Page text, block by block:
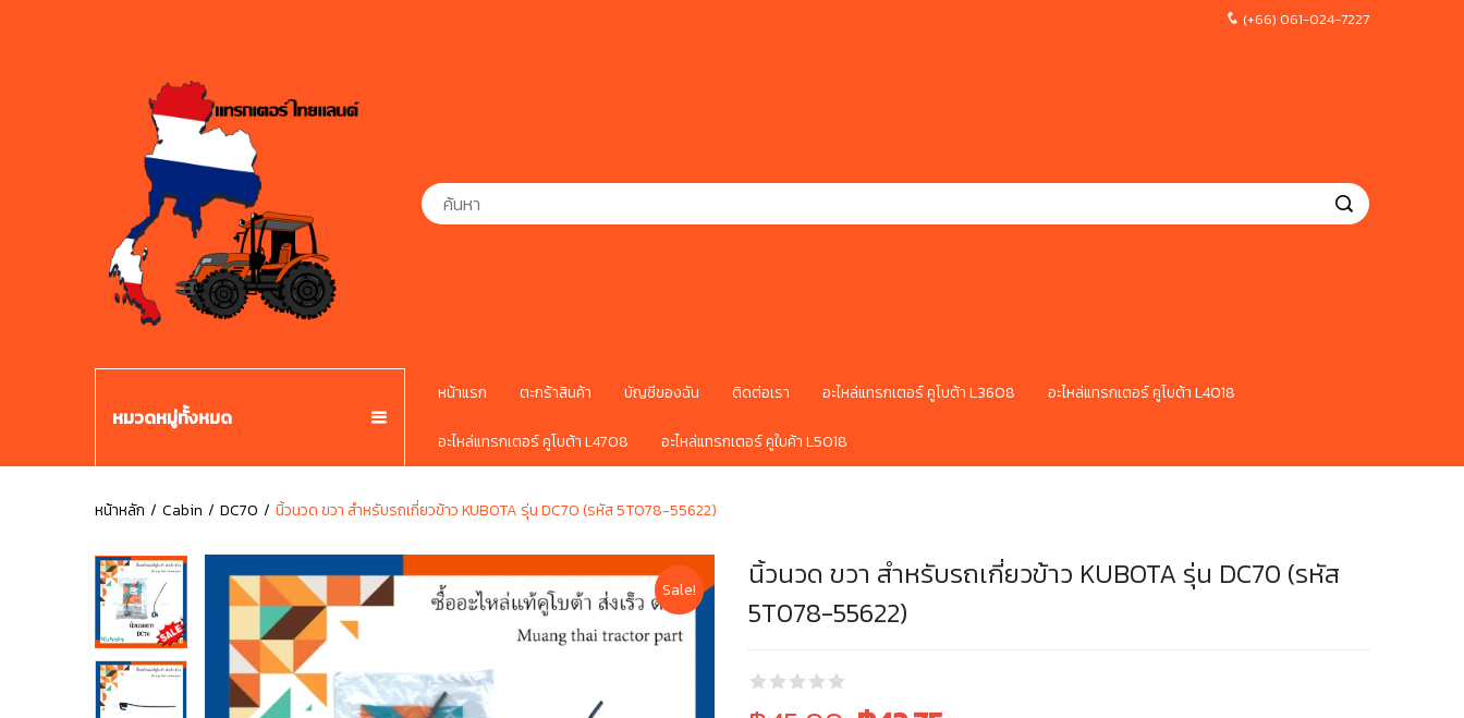
(+66) 061-024-7227
หมวดหมู่ทั้งหมด
หน้าแรก ตะกร้าสินค้า บัญชีของฉัน ติดต่อเรา อะไหล่แทรกเตอร์ คูโบต้า L3608 อะไหล่แทรกเตอร์ คูโบต้า L4018
อะไหล่แทรกเตอร์ คูโบต้า L4708 อะไหล่แทรกเตอร์ คูใบค้า L5018
หน้าหลัก Cabin DC70 นิ้วนวด ขวา สำหรับรถเกี่ยวข้าว KUBOTA รุ่น DC70 (รหัส 5T078-55622)
Sale!
นิ้วนวด ขวา สำหรับรถเกี่ยวข้าว KUBOTA รุ่น DC70 (รหัส
5T078-55622)